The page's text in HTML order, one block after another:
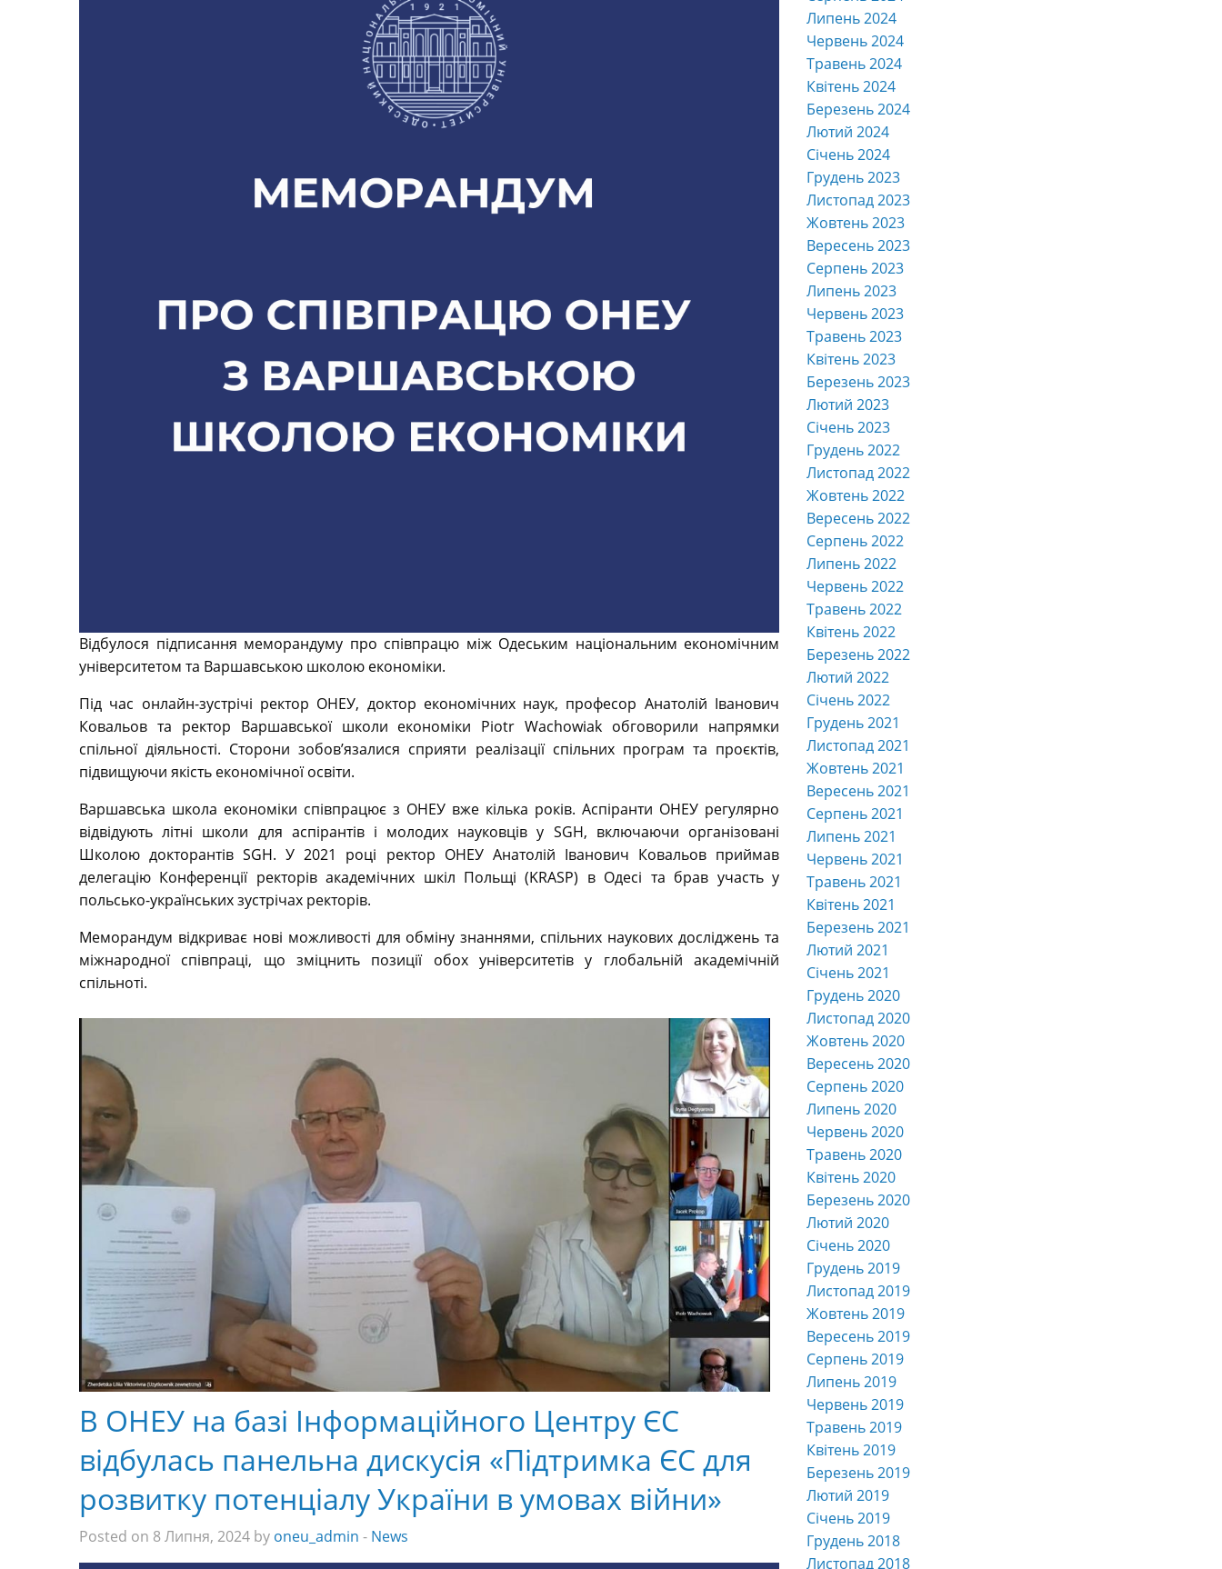
Відбулося підписання меморандуму про співпрацю між Одеським національним економічним
університетом та Варшавською школою економіки.
Під час онлайн-зустрічі ректор ОНЕУ, доктор економічних наук, професор Анатолій Іванович
Ковальов та ректор Варшавської школи економіки Piotr Wachowiak обговорили напрямки
спільної діяльності. Сторони зобов’язалися сприяти реалізації спільних програм та проєктів,
підвищуючи якість економічної освіти.
Варшавська школа економіки співпрацює з ОНЕУ вже кілька років. Аспіранти ОНЕУ регулярно
відвідують літні школи для аспірантів і молодих науковців у SGH, включаючи організовані
Школою докторантів SGH. У 2021 році ректор ОНЕУ Анатолій Іванович Ковальов приймав
делегацію Конференції ректорів академічних шкіл Польщі (KRASP) в Одесі та брав участь у
польсько-українських зустрічах ректорів.
Меморандум відкриває нові можливості для обміну знаннями, спільних наукових досліджень та
міжнародної співпраці, що зміцнить позиції обох університетів у глобальній академічній
спільноті.
В ОНЕУ на базі Інформаційного Центру ЄС
відбулась панельна дискусія «Підтримка ЄС для
розвитку потенціалу України в умовах війни»
Posted on 8 Липня, 2024 by oneu_admin - News
Липень 2024
Червень 2024
Травень 2024
Квітень 2024
Березень 2024
Лютий 2024
Січень 2024
Грудень 2023
Листопад 2023
Жовтень 2023
Вересень 2023
Серпень 2023
Липень 2023
Червень 2023
Травень 2023
Квітень 2023
Березень 2023
Лютий 2023
Січень 2023
Грудень 2022
Листопад 2022
Жовтень 2022
Вересень 2022
Серпень 2022
Липень 2022
Червень 2022
Травень 2022
Квітень 2022
Березень 2022
Лютий 2022
Січень 2022
Грудень 2021
Листопад 2021
Жовтень 2021
Вересень 2021
Серпень 2021
Липень 2021
Червень 2021
Травень 2021
Квітень 2021
Березень 2021
Лютий 2021
Січень 2021
Грудень 2020
Листопад 2020
Жовтень 2020
Вересень 2020
Серпень 2020
Липень 2020
Червень 2020
Травень 2020
Квітень 2020
Березень 2020
Лютий 2020
Січень 2020
Грудень 2019
Листопад 2019
Жовтень 2019
Вересень 2019
Серпень 2019
Липень 2019
Червень 2019
Травень 2019
Квітень 2019
Березень 2019
Лютий 2019
Січень 2019
Грудень 2018
Листопад 2018